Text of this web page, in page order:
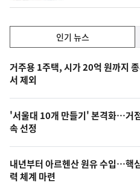
기,
최
신,
오
늘
의
영
상
인기 뉴스
인
기
뉴
스
거주용 1주택, 시가 20억 원까지
서 제외
'서울대 10개 만들기' 본격화…거
속 선정
내년부터 아르헨산 원유 수입…핵
력 체계 마련